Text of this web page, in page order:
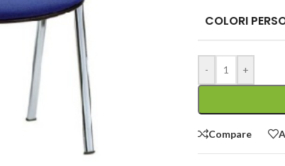
COLORI
- +
Compare